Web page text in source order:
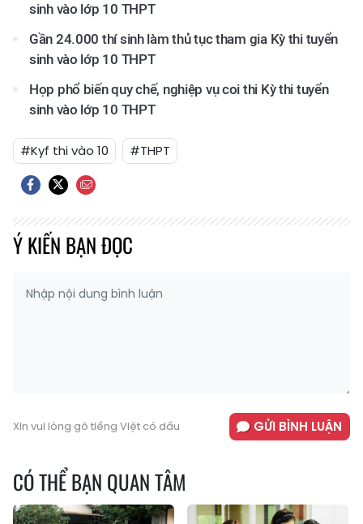
sinh vào lớp 10 THPT
Gần 24.000 thí sinh làm thủ tục tham gia Kỳ thi tuyển
sinh vào lớp 10 THPT
Họp phổ biến quy chế, nghiệp vụ coi thi Kỳ thi tuyển
sinh vào lớp 10 THPT
#Kyf thi vào 10 #THPT
Ý KIẾN BẠN ĐỌC
Xin vui lòng gõ tiếng Việt có dấu GỬI BÌNH LUẬN
CÓ THỂ BẠN QUAN TÂM